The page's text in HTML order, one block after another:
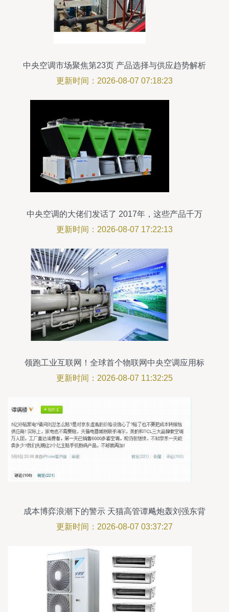
中央空调市场聚焦第23页 产品选择与供应趋势解析
更新时间：2026-08-07 07:18:23
中央空调的大佬们发话了 2017年，这些产品千万
不要错过
更新时间：2026-08-07 17:22:13
领跑工业互联网！全球首个物联网中央空调应用标
准在海尔发布
更新时间：2026-08-07 11:32:25
成本博弈浪潮下的警示 天猫高管谭飚炮轰刘强东背
后的中央空调之战
更新时间：2026-08-07 03:37:27